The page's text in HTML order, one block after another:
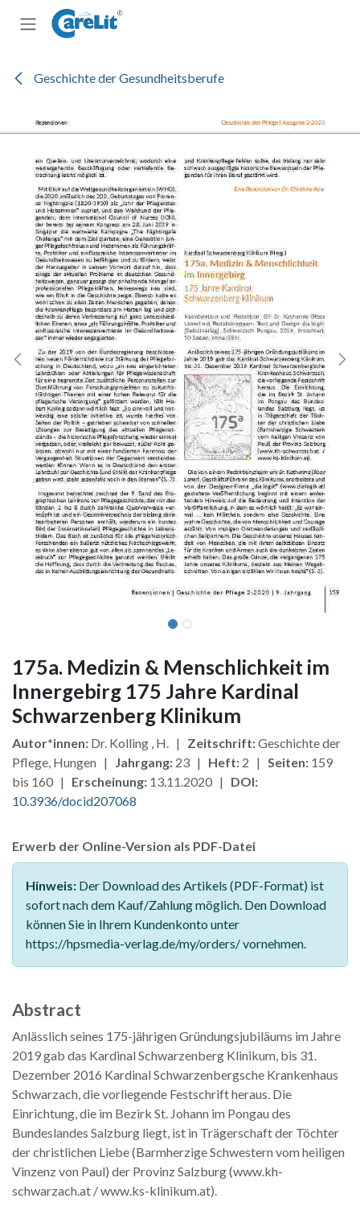
Zum Inhalt springen
Geschichte der Gesundheitsberufe
175a. Medizin & Menschlichkeit im
Innergebirg 175 Jahre Kardinal
Schwarzenberg Klinikum
Autor*innen: Dr. Kolling , H. | Zeitschrift:Geschichte der
Pflege, Hungen |
Jahrgang: 23 | Heft: 2 | Seiten: 159
bis 160 | Erscheinung: 13.11.2020 | DOI:
10.3936/docid207068
Erwerb der Online-Version als PDF-Datei
Hinweis: Der Download des Artikels (PDF-Format) ist
sofort nach dem Kauf/Zahlung möglich. Den Download
können Sie in Ihrem Kundenkonto unter
https://hpsmedia-verlag.de/my/orders/ vornehmen.
Abstract
Anlässlich seines 175-jährigen Gründungsjubiläums im Jahre
2019 gab das Kardinal Schwarzenberg Klinikum, bis 31.
Dezember 2016 Kardinal Schwarzenbergsche Krankenhaus
Schwarzach, die vorliegende Festschrift heraus. Die
Einrichtung, die im Bezirk St. Johann im Pongau des
Bundeslandes Salzburg liegt, ist in Trägerschaft der Töchter
der christlichen Liebe (Barmherzige Schwestern vom heiligen
Vinzenz von Paul) der Provinz Salzburg (www.kh-
schwarzach.at / www.ks-klinikum.at).